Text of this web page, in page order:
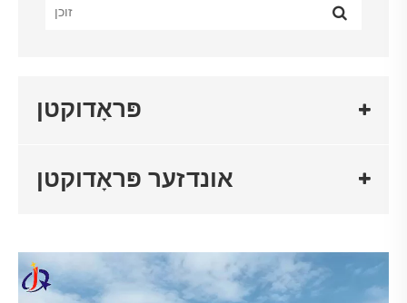
פּראָדוקטן
אונדזער פּראָדוקטן